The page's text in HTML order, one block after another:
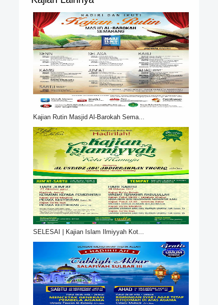
Kajian Rutin Masjid Al-Barokah Sema...
SELESAI | Kajian Islam Ilmiyyah Kot...